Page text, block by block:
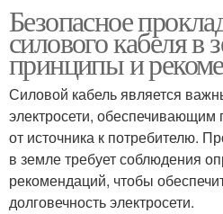
Безопасное
силового кабеля в
принципы и
Силовой кабель является
электросети, обеспечивающим
от источника к потребителю.
в земле требует соблюдения
рекомендаций, чтобы
долговечность электросети.